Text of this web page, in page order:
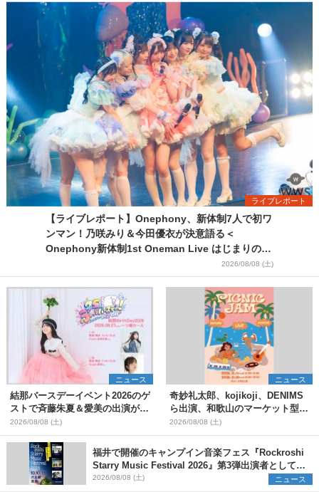
ライブレポート
【ライブレポート】Onephony、新体制7人で初ワ
ンマン！乃咲みり＆今田優衣が決意語る＜
Onephony新体制1st Oneman Live はじまりの夏
2026/08/08 (土)
ニュース
結那バースデーイベント2026のゲ
ストで斉藤朱夏＆愛美の出演が決
定
2026/08/08 (土)
ニュース
奇妙礼太郎、kojikoji、DENIMS
ら出演、和歌山のマーケット型野
外イベント『PICNIC JAM
2026』早割チケット発売開始
2026/08/08 (土)
福井で開催のキャンプイン音楽フェス『Rockroshi
Starry Music Festival 2026』第3弾出演者として
SCOOBIE DO、かりゆし58、Reiを発表
2026/08/08 (土) ニュース